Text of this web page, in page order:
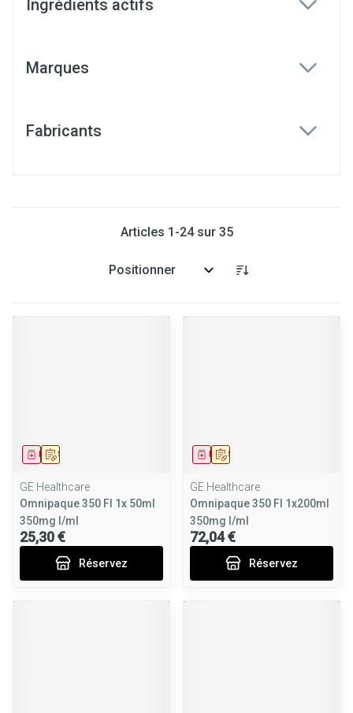
Ingrédients actifs
Marques
Fabricants
Articles 1 -24sur 35
Trier par:
Sur prescription
Médicament
GE Healthcare
Omnipaque 350 Fl 1x 50ml
350mg I/ml
25,30 €
Réservez
Sur prescription
Médicament
GE Healthcare
Omnipaque 350 Fl 1x200ml
350mg I/ml
72,04 €
Réservez